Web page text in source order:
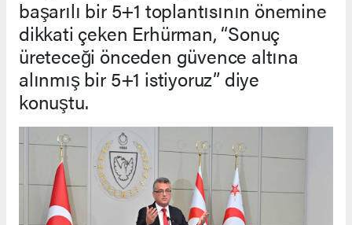
başarılı bir 5+1 toplantısının önemine
dikkati çeken Erhürman, “Sonuç
üreteceği önceden güvence altına
alınmış bir 5+1 istiyoruz” diye
konuştu.